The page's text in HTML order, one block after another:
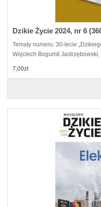
Dzikie Życie 2024, nr 6
Tematy numeru: 30-lecie
Wojciech Bogumił Jastrzębowski,
7,00zł